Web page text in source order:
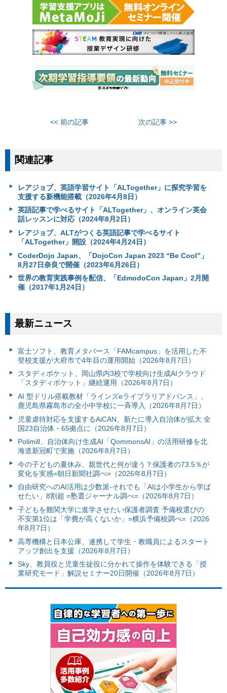
<< 前の記事 次の記事 >>
関連記事
レアジョブ、英語学習サイト「ALTogether」に探究学習を
支援する新機能搭載（2026年4月8日）
英語記事で学べるサイト「ALTogether」、オンライン英会
話レッスンに対応（2024年8月2日）
レアジョブ、ALTがつくる英語記事で学べるサイト
「ALTogether」開設（2024年4月24日）
CoderDojo Japan、「DojoCon Japan 2023 “Be Cool”」
8月27日奈良で開催（2023年6月26日）
世界の教育実践事例を配信、「EdmodoCon Japan」2月開
催（2017年1月24日）
最新ニュース
富⼠ソフト、教育メタバース「FAMcampus」を活用した不
登校支援が大府市で4年目の運用開始（2026年8月7日）
スタディポケット、岡山県内3校で学校向け生成AIクラウド
「スタディポケット」継続運用（2026年8月7日）
AI 型ドリル搭載教材「ラインズeライブラリアドバンス」、
鹿児島県霧島市の全小中学校に一斉導入（2026年8月7日）
児童虐待対応を支援するAiCAN、新たに導入自治体が拡大 全
国23自治体・65拠点に（2026年8月7日）
Polimill、自治体向け生成AI「QommonsAI」の活用研修を北
海道新冠町で実施（2026年8月7日）
今の子どもの夏休み、親世代と何が違う？保護者の73.5％が
変化を実感=朝日新聞社調べ=（2026年8月7日）
自由研究へのAI活用は少数派-それでも「AIは小学生から学ば
せたい」8割超 =塾選ジャーナル調べ=（2026年8月7日）
子どもを難関大学に進学させたい保護者調査 予備校選びの
不安第1位は「学費が高くないか」=横浜予備校調べ=（2026
年8月7日）
高専機構と日本公庫、連携して学生・教職員によるスタート
アップ創出を支援（2026年8月7日）
Sky、教員役と児童生徒役に分かれて操作を体験できる「授
業研究モード」解説セミナー20日開催（2026年8月7日）